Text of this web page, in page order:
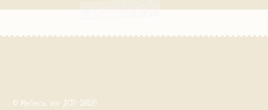
© Мебель из ДСП 2026